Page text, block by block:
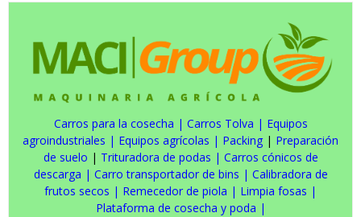
Carros para la cosecha | Carros Tolva | Equipos
agroindustriales | Equipos agrícolas | Packing | Preparación
de suelo | Trituradora de podas | Carros cónicos de
descarga | Carro transportador de bins | Calibradora de
frutos secos | Remecedor de piola | Limpia fosas |
Plataforma de cosecha y poda |